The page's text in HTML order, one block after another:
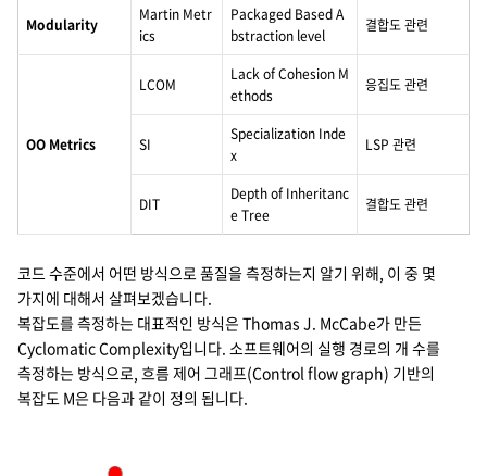
Modularity
Martin Metr
ics
Packaged Based A
bstraction level
결합도 관련
OO Metrics
LCOM
Lack of Cohesion M
ethods
응집도 관련
SI
Specialization Inde
x
LSP 관련
DIT
Depth of Inheritanc
e Tree
결합도 관련
코드 수준에서 어떤 방식으로 품질을 측정하는지 알기 위해, 이 중 몇
가지에 대해서 살펴보겠습니다.
복잡도를 측정하는 대표적인 방식은 Thomas J. McCabe가 만든
Cyclomatic Complexity입니다. 소프트웨어의 실행 경로의 개 수를
측정하는 방식으로, 흐름 제어 그래프(Control flow graph) 기반의
복잡도 M은 다음과 같이 정의 됩니다.